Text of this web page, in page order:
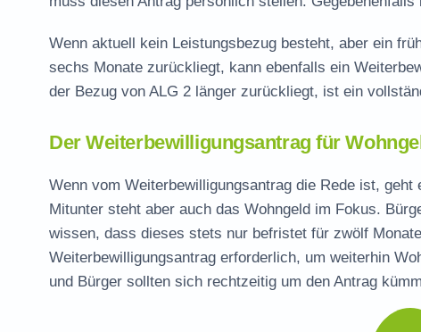
Wenn aktuell kein Leistungsbezug besteht, aber ein
sechs Monate zurückliegt, kann ebenfalls ein
der Bezug von ALG 2 länger zurückliegt, ist ein
Der Weiterbewilligungsantrag für
Wenn vom Weiterbewilligungsantrag die Rede ist,
Mitunter steht aber auch das Wohngeld im Fokus.
wissen, dass dieses stets nur befristet für zwölf
Weiterbewilligungsantrag erforderlich, um weiterhin
und Bürger sollten sich rechtzeitig um den Antrag